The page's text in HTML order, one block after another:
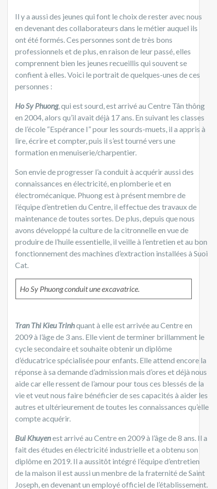
Il y a aussi des jeunes qui font le choix de rester avec nous
en devenant des collaborateurs dans le métier auquel ils
ont été formés. Ces personnes sont de très bons
professionnels et de plus, en raison de leur passé, elles
comprennent bien les jeunes recueillis qui souvent se
confient à elles. Voici le portrait de quelques-unes de ces
personnes :
Ho Sy Phuong, qui est sourd, est arrivé au Centre Tân thông
en 2004, alors qu’il avait déjà 17 ans. En suivant les classes
de l’école “Espérance I” pour les sourds-muets, il a appris à
lire, écrire et compter, puis il s’est tourné vers une
formation en menuiserie/charpentier.
Son envie de progresser l’a conduit à acquérir aussi des
connaissances en électricité, en plomberie et en
électromécanique. Phuong est à présent membre de
l’équipe d’entretien du Centre, il effectue des travaux de
maintenance de toutes sortes. De plus, depuis que nous
avons développé la culture de la citronnelle en vue de
produire de l’huile essentielle, il veille à l’entretien et au bon
fonctionnement des machines d’extraction installées à Suoi
Cat.
Ho Sy Phuongconduit une excavatrice.
Tran Thi Kieu Trinhquant à elle est arrivée au Centre en
2009 à l’âge de 3 ans. Elle vient de terminer brillamment le
cycle secondaire et souhaite obtenir un diplôme
d’éducatrice spécialisée pour enfants. Elle attend encore la
réponse à sa demande d’admission mais d’ores et déjà nous
aide car elle ressent de l’amour pour tous ces blessés de la
vie et veut nous faire bénéficier de ses capacités à aider les
autres et ultérieurement de toutes les connaissances qu’elle
compte acquérir.
Bui Khuyenest arrivé au Centre en 2009 à l’âge de 8 ans. Il a
fait des études en électricité industrielle et a obtenu son
diplôme en 2019. Il a aussitôt intégré l’équipe d’entretien
de la maison il est aussi un menbre de la fraternité de Saint
Joseph, en devenant un employé officiel de l’établissement.